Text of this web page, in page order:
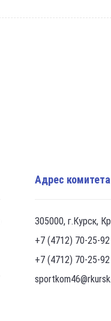
Адрес комитета
305000, г.Курск,
+7 (4712) 70-25-92
+7 (4712) 70-25-92